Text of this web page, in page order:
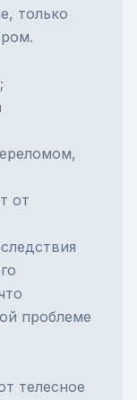
только
от
проблеме
телесное